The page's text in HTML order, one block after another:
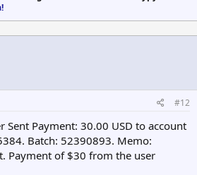
#12
Sent Payment: 30.00 USD to account
Batch: 52390893. Memo:
Payment of $30 from the user